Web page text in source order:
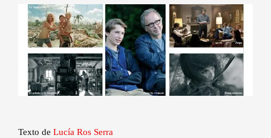
Texto de Lucía Ros Serra